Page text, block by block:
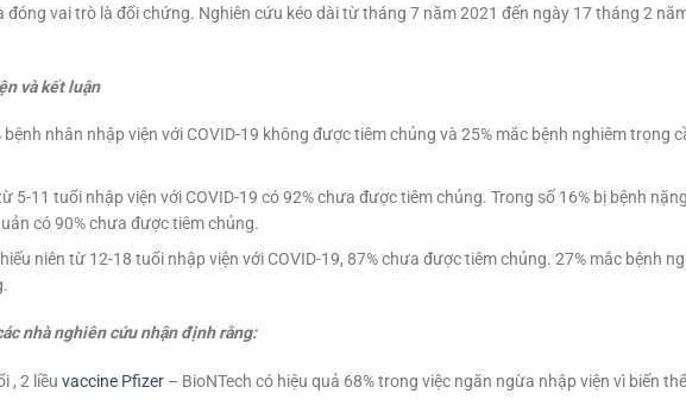
đóng vai trò là đối chứng. Nghiên cứu kéo dài từ tháng 7 năm 2021 đến ngày 17 tháng 2
và kết luận
bệnh nhân nhập viện với COVID-19 không được tiêm chủng và 25% mắc bệnh nghiêm trọng
5-11 tuổi nhập viện với COVID-19 có 92% chưa được tiêm chủng. Trong số 16% bị bệnh
có 90% chưa được tiêm chủng.
niên từ 12-18 tuổi nhập viện với COVID-19, 87% chưa được tiêm chủng. 27% mắc bệnh
nhà nghiên cứu nhận định rằng:
, 2 liều vaccine Pfizer– BioNTech có hiệu quả 68% trong việc ngăn ngừa nhập viện vì biến